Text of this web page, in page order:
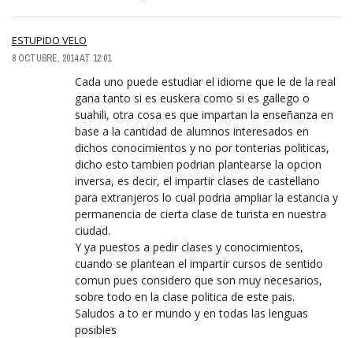
ESTUPIDO VELO
8 OCTUBRE, 2014 AT 12:01
Cada uno puede estudiar el idiome que le de la real
gana tanto si es euskera como si es gallego o
suahili, otra cosa es que impartan la enseñanza en
base a la cantidad de alumnos interesados en
dichos conocimientos y no por tonterias politicas,
dicho esto tambien podrian plantearse la opcion
inversa, es decir, el impartir clases de castellano
para extranjeros lo cual podria ampliar la estancia y
permanencia de cierta clase de turista en nuestra
ciudad.
Y ya puestos a pedir clases y conocimientos,
cuando se plantean el impartir cursos de sentido
comun pues considero que son muy necesarios,
sobre todo en la clase politica de este pais.
Saludos a to er mundo y en todas las lenguas
posibles